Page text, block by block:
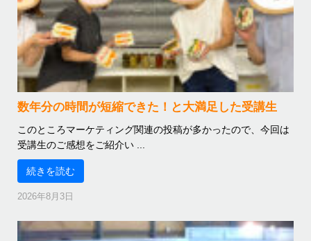
数年分の時間が短縮できた！と大満足した受講生
このところマーケティング関連の投稿が多かったので、今回は
受講生のご感想をご紹介い ...
続きを読む
2026年8月3日